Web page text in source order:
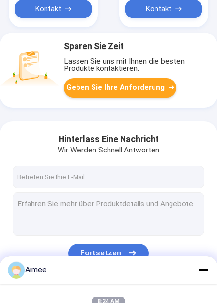
Kontakt
Filter
Kontakt
Sparen Sie Zeit
Lassen Sie uns mit Ihnen die besten
Produkte kontaktieren.
Geben Sie Ihre Anforderung
Hinterlass Eine Nachricht
Wir Werden Schnell Antworten
Fortsetzen
Aimee
8:24 AM